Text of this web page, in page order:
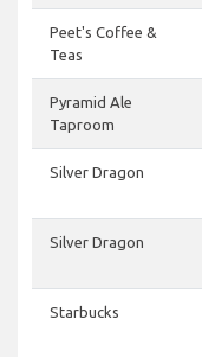
Peet's Coffee &
Teas
Pyramid Ale
Taproom
Silver Dragon
Silver Dragon
Starbucks